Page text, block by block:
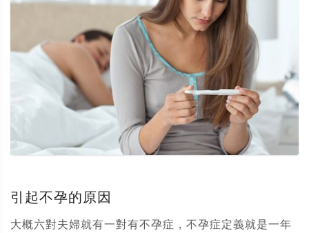
引起不孕的原因
大概六對夫婦就有一對有不孕症，不孕症定義就是一年